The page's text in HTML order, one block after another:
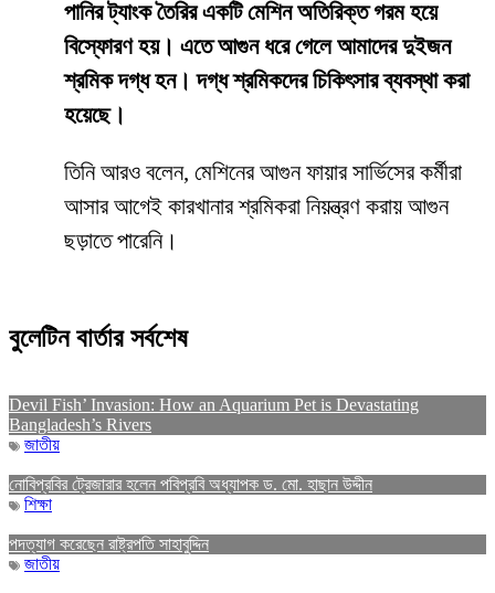
পানির ট্যাংক তৈরির একটি মেশিন অতিরিক্ত গরম হয়ে
বিস্ফোরণ হয়। এতে আগুন ধরে গেলে আমাদের দুইজন
শ্রমিক দগ্ধ হন। দগ্ধ শ্রমিকদের চিকিৎসার ব্যবস্থা করা
হয়েছে।
তিনি আরও বলেন, মেশিনের আগুন ফায়ার সার্ভিসের কর্মীরা
আসার আগেই কারখানার শ্রমিকরা নিয়ন্ত্রণ করায় আগুন
ছড়াতে পারেনি।
বুলেটিন বার্তার সর্বশেষ
Devil Fish’ Invasion: How an Aquarium Pet is Devastating
Bangladesh’s Rivers
জাতীয়
নোবিপ্রবির ট্রেজারার হলেন পবিপ্রবি অধ্যাপক ড. মো. হাছান উদ্দীন
শিক্ষা
পদত্যাগ করেছেন রাষ্ট্রপতি সাহাবুদ্দিন
জাতীয়